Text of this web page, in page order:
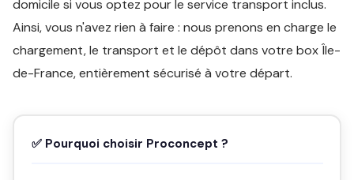
domicile si vous optez pour le service transport inclus.
Ainsi, vous n'avez rien à faire : nous prenons en charge le
chargement, le transport et le dépôt dans votre box Île-
de-France, entièrement sécurisé à votre départ.
✅ Pourquoi choisir Proconcept ?